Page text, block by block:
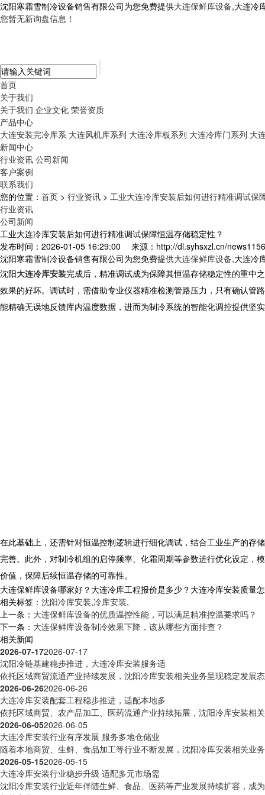
沈阳寒霜雪制冷设备销售有限公司为您免费提供大连保鲜库设备,大连冷
您暂无新询盘信息！
首页
关于我们
关于我们 企业文化 荣誉资质
产品中心
大连安装完冷库系 大连风机库系列 大连冷库板系列 大连冷库门系列 大
新闻中心
行业资讯 公司新闻
客户案例
联系我们
您的位置： 首页 > 行业资讯 > 工业大连冷库安装后如何进行精准调试保
行业资讯
公司新闻
工业大连冷库安装后如何进行精准调试保障恒温存储稳定性？
发布时间：2026-01-05 16:29:00
来源：http://dl.syhsxzl.cn/
沈阳寒霜雪制冷设备销售有限公司为您免费提供大连保鲜库设备,大连冷
沈阳大连冷库安装完成后，精准调试成为保障其恒温存储稳定性的重中
效果的好坏。调试时，需借助专业仪器精准检测管路压力，只有确认管
能精确无误地反馈库内温度数据，进而为制冷系统的智能化调控提供坚
在此基础上，还需针对恒温控制逻辑进行细化调试，结合工业生产的存
完善。此外，对制冷机组的启停频率、化霜周期等参数进行优化设定
价值，保障后续恒温存储的可靠性。
大连保鲜库设备哪家好？大连冷库工程报价是多少？大连冷库安装质
相关标签： 沈阳冷库安装,冷库安装,
上一条： 大连保鲜库设备的优质温控性能，可以满足精准控温要求吗？
下一条： 大连保鲜库设备制冷效果下降，该从哪些方面排查？
相关新闻
2026-07-172026-07-17
沈阳冷链基建稳步推进，大连冷库安装服务适
依托区域商贸流通产业持续发展，沈阳冷库安装相关业务呈现稳定发展
2026-06-262026-06-26
大连冷库安装配套工程稳步推进，适配本地多
依托区域商贸、农产品加工、医药流通产业持续拓展，沈阳冷库安装相
2026-06-052026-06-05
大连冷库安装行业有序发展 服务多地仓储业
随着本地商贸、生鲜、食品加工等行业不断发展，沈阳冷库安装相关业
2026-05-152026-05-15
大连冷库安装行业稳步升级 适配多元市场需
沈阳冷库安装行业近年伴随生鲜、食品、医药等产业发展持续扩容，成